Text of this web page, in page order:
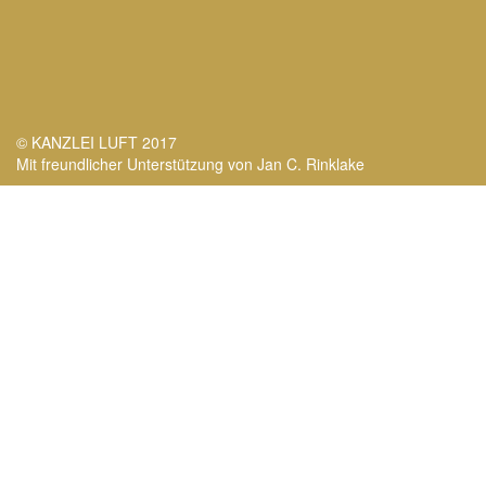
© KANZLEI LUFT 2017
Mit freundlicher Unterstützung von Jan C. Rinklake